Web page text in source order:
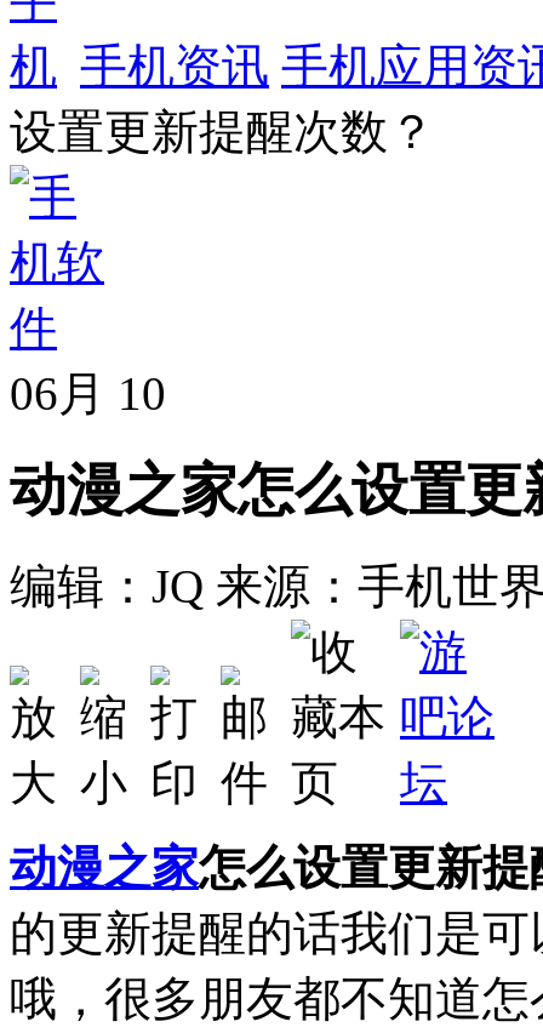
手机资讯 手机应用资
设置更新提醒次数？
06月 10
动漫之家怎么设置更
编辑：JQ 来源：手机世
动漫之家怎么设置更新提
的更新提醒的话我们是
哦，很多朋友都不知道